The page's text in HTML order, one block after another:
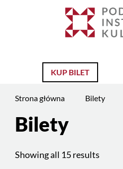
KUP BILET
Strona główna Bilety
Treść
stronyBilety
Showing all 15 results